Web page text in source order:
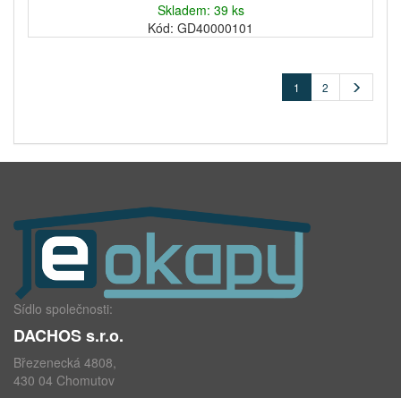
Skladem: 39 ks
Kód: GD40000101
1 2
Sídlo společnosti:
DACHOS s.r.o.
Březenecká 4808,
430 04 Chomutov